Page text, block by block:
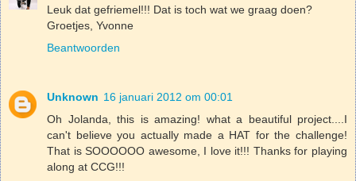
Leuk dat gefriemel!!! Dat is toch wat we graag doen?
Groetjes, Yvonne
Beantwoorden
Unknown 16 januari 2012 om 00:01
Oh Jolanda, this is amazing! what a beautiful project....I
can't believe you actually made a HAT for the challenge!
That is SOOOOOO awesome, I love it!!! Thanks for playing
along at CCG!!!